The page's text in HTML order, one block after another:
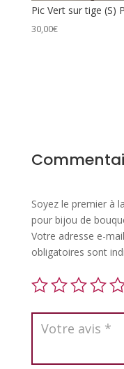
Pic Vert sur tige (S)
30,00€
Soyez le premier à
pour bijou de
Votre adresse e-
obligatoires sont